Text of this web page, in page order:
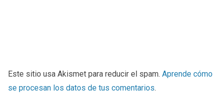
Este sitio usa Akismet para reducir el spam. Aprende cómo
se procesan los datos de tus comentarios.